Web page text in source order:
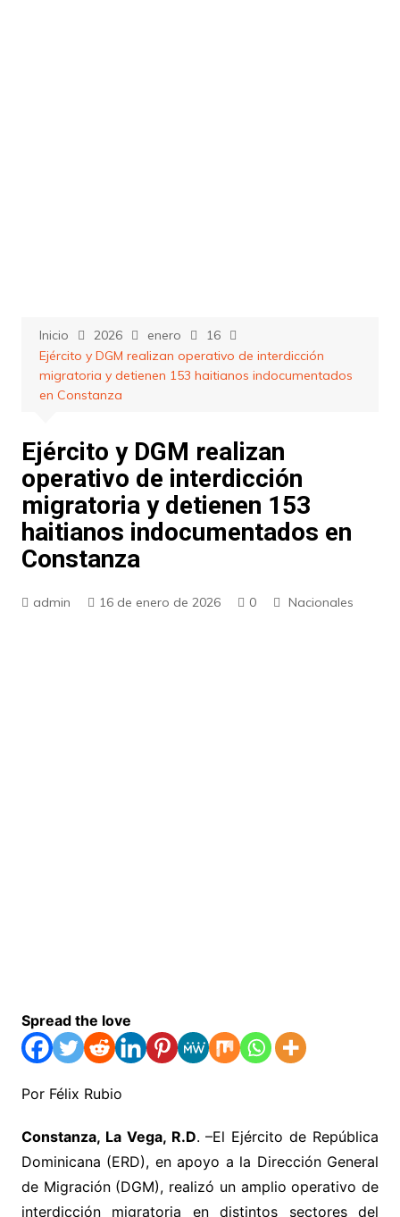
Inicio 2026 enero
16
Ejército y DGM realizan operativo de interdicción
migratoria y detienen 153 haitianos indocumentados
en Constanza
Ejército y DGM realizan
operativo de interdicción
migratoria y detienen 153
haitianos indocumentados en
Constanza
admin 16 de enero de 2026 0 Nacionales
Spread the love
Por Félix Rubio
Constanza, La Vega, R.D. –El Ejército de República
Dominicana (ERD), en apoyo a la Dirección General
de Migración (DGM), realizó un amplio operativo de
interdicción migratoria en distintos sectores del